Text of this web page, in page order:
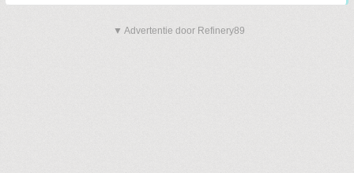
▼ Advertentie door Refinery89